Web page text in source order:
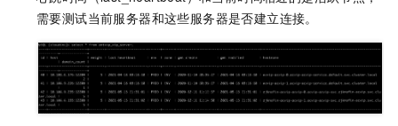
需要测试当前服务器和这些服务器是否建立连接。